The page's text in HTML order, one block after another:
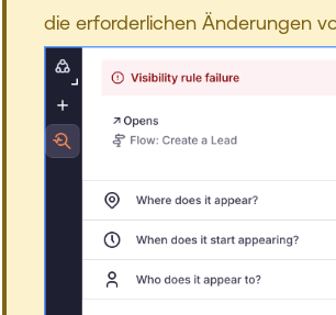
die erforderlichen Änderungen